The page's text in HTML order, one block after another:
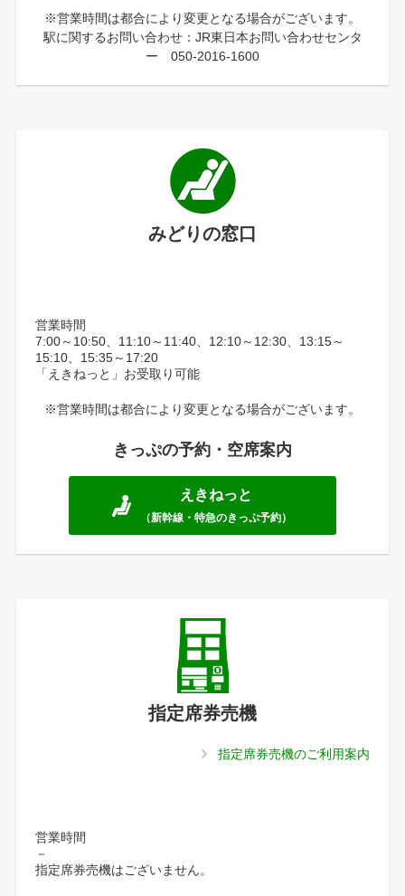
※営業時間は都合により変更となる場合がございます。
駅に関するお問い合わせ：JR東日本お問い合わせセンタ
ー 050-2016-1600
みどりの窓口
営業時間
7:00～10:50、11:10～11:40、12:10～12:30、13:15～
15:10、15:35～17:20
「えきねっと」お受取り可能
※営業時間は都合により変更となる場合がございます。
きっぷの予約・空席案内
えきねっと
（新幹線・特急のきっぷ予約）
指定席券売機
指定席券売機のご利用案内
営業時間
－
指定席券売機はございません。